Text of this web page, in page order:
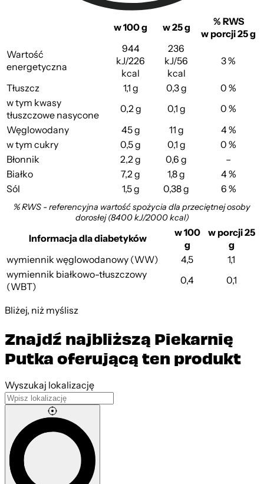
w 100 g w 25 g
% RWS
w porcji 25 g
Wartość
energetyczna
944
kJ/226
kcal
236
kJ/56
kcal
3 %
Tłuszcz 1,1 g 0,3 g
0 %
w tym kwasy
tłuszczowe nasycone
0,2 g 0,1 g
0 %
Węglowodany
45 g 11 g
4 %
w tym cukry
0,5 g 0,1 g
0 %
Błonnik
2,2 g 0,6 g
–
Białko
7,2 g 1,8 g
4 %
Sól
1,5 g 0,38 g 6 %
% RWS - referencyjna wartość spożycia dla przeciętnej osoby
dorosłej (8400 kJ/2000 kcal)
Informacja dla diabetyków
w 100
g
w porcji 25
g
wymiennik węglowodanowy (WW)
4,5
1,1
wymiennik białkowo-tłuszczowy
(WBT)
0,4 0,1
Bliżej, niż myślisz
Znajdź najbliższą Piekarnię
Putka oferującą ten produkt
Wyszukaj lokalizację